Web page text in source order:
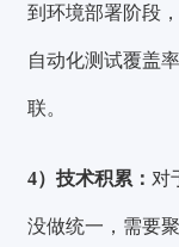
到环境部署阶段
自动化测试覆盖
联。
4）技术积累：对
没做统一，需要